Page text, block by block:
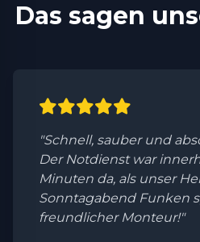
Das sagen
"Schnell, sauber und
Der Notdienst war
Minuten da, als unser
Sonntagabend Funken
freundlicher Monteur!"